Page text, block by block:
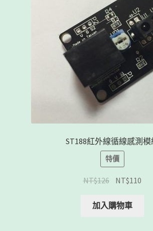
ST188紅外線循線感測模
特價
NT$126 NT$110
加入購物車